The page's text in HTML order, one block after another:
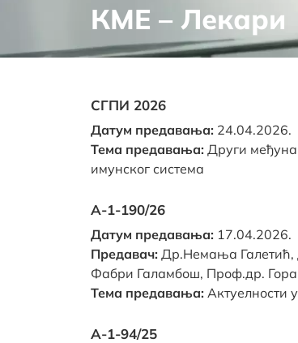
КМЕ – Лекари
СГПИ 2026
Датум предавања: 24.04.2026.
Тема предавања: Други
имунског система
А-1-190/26
Датум предавања: 17.04.2026.
Предавач: Др.Немања
Фабри Галамбош, Проф.др.
Тема предавања: Актуелности
А-1-94/25